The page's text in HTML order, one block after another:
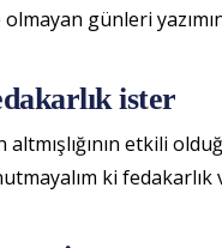
günleri
ister
etkili
ki